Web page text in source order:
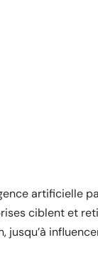
artificielle
ciblent et
jusqu’à